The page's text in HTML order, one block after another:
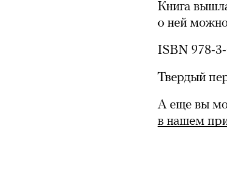
Книга
о ней
ISBN 978-
Твердый
А еще вы
в нашем